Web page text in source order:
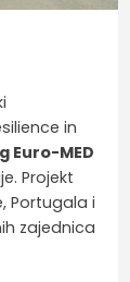
in
Euro-MED
Projekt
Portugala i
zajednica